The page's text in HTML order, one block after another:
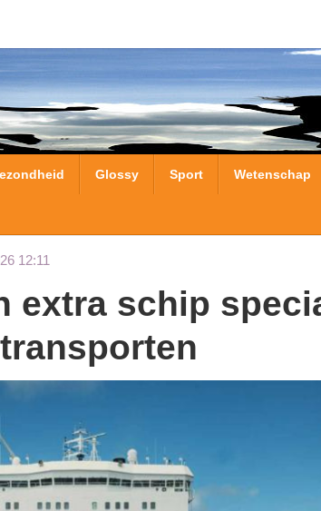
Glossy Sport Wetenschap
12:11